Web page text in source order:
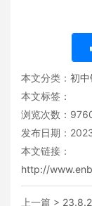
本文分类： 初中
本文标签：
浏览次数：
发布日期：
本文链接：
http://
上一篇 >